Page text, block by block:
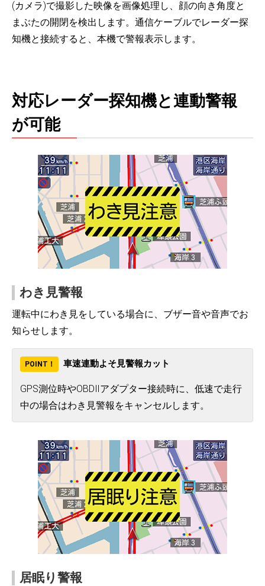
(カメラ)で撮影した映像を画像処理し、顔の向き角度と
まぶたの開閉を検出します。通信ケーブルでレーダー探
知機と接続すると、本機で警報表示します。
対応レーダー探知機と連動警報
が可能
わき見警報
運転中にわき見をしている場合に、ブザー音や音声でお
知らせします。
POINT！ 車速連動よそ見警報カット
GPS測位時やOBDⅡアダプター接続時に、低速で走行
中の場合はわき見警報をキャンセルします。
居眠り警報